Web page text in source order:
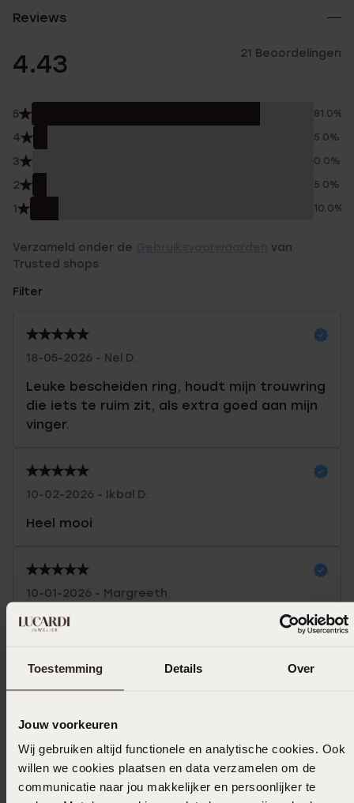
Toestemming Details Over
Jouw voorkeuren
Wij gebruiken altijd functionele en analytische cookies. Ook
willen we cookies plaatsen en data verzamelen om de
communicatie naar jou makkelijker en persoonlijker te
Reviews
4.43 21 Beoordelingen
5 81.0%
4 5.0%
3 0.0%
2 5.0%
1 10.0%
Verzameld onder de
van
Trusted shops
Filter
18-05-2026 - Nel D.
Leuke bescheiden ring, houdt mijn trouwring
die iets te ruim zit, als extra goed aan mijn
vinger.
10-02-2026 - Ikbal D.
Heel mooi
10-01-2026 - Margreeth
Selecteer maat & bestel
Ook leuk voor jou